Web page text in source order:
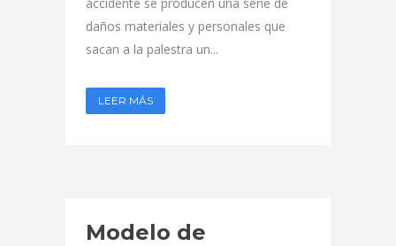
daños materiales y personales que
sacan a la palestra un...
LEER MÁS
Modelo de